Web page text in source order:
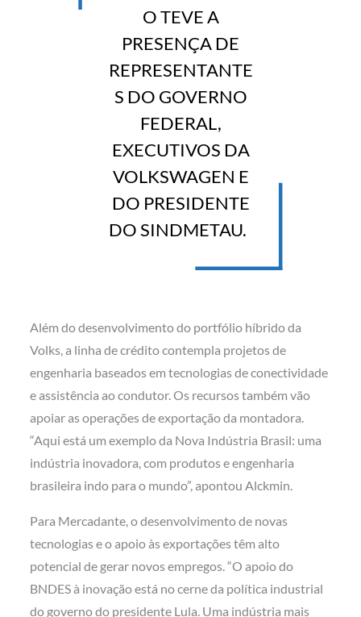
O TEVE A
PRESENÇA DE
REPRESENTANTE
S DO GOVERNO
FEDERAL,
EXECUTIVOS DA
VOLKSWAGEN E
DO PRESIDENTE
DO SINDMETAU.
Além do desenvolvimento do portfólio híbrido da
Volks, a linha de crédito contempla projetos de
engenharia baseados em tecnologias de conectividade
e assistência ao condutor. Os recursos também vão
apoiar as operações de exportação da montadora.
“Aqui está um exemplo da Nova Indústria Brasil: uma
indústria inovadora, com produtos e engenharia
brasileira indo para o mundo”, apontou Alckmin.
Para Mercadante, o desenvolvimento de novas
tecnologias e o apoio às exportações têm alto
potencial de gerar novos empregos. “O apoio do
BNDES à inovação está no cerne da política industrial
do governo do presidente Lula. Uma indústria mais